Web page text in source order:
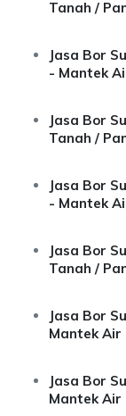
Tanah /
Jasa Bor
- Mantek
Jasa Bor
Tanah /
Jasa Bor
- Mantek
Jasa Bor
Tanah /
Jasa Bor
Mantek Air
Jasa Bor
Mantek Air